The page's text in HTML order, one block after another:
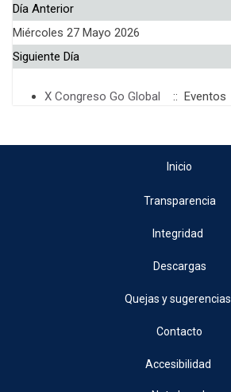
Día Anterior
Miércoles 27 Mayo 2026
Siguiente Día
X Congreso Go Global :: Eventos
Inicio
Transparencia
Integridad
Descargas
Quejas y sugerencias
Contacto
Accesibilidad